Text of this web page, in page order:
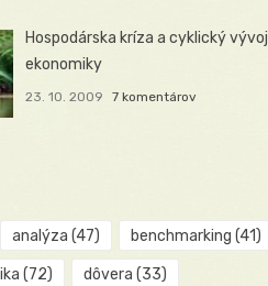
Hospodárska kríza a cyklický vývoj
ekonomiky
23. 10. 2009 7 komentárov
analýza (47) benchmarking (41)
(72) dôvera (33)